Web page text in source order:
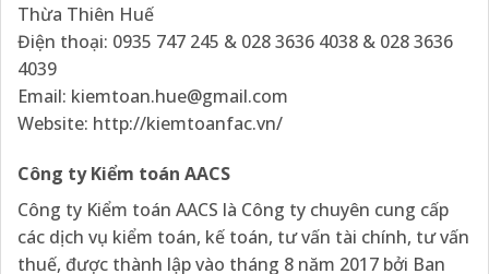
Thừa Thiên Huế
Điện thoại: 0935 747 245 & 028 3636 4038 & 028 3636
4039
Email: kiemtoan.hue@gmail.com
Website: http://kiemtoanfac.vn/
Công ty Kiểm toán AACS
Công ty Kiểm toán AACS là Công ty chuyên cung cấp
các dịch vụ kiểm toán, kế toán, tư vấn tài chính, tư vấn
thuế, được thành lập vào tháng 8 năm 2017 bởi Ban